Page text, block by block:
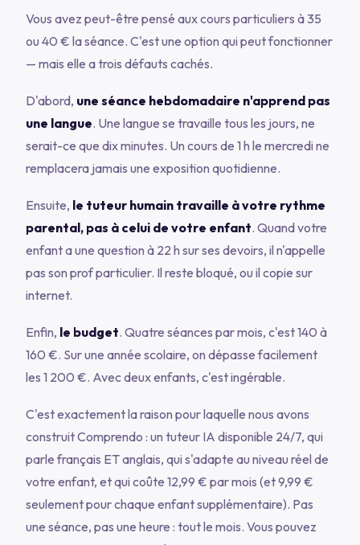
Vous avez peut-être pensé aux cours particuliers à 35
ou 40 € la séance. C'est une option qui peut fonctionner
— mais elle a trois défauts cachés.
D'abord, une séance hebdomadaire n'apprend pas
une langue. Une langue se travaille tous les jours, ne
serait-ce que dix minutes. Un cours de 1 h le mercredi ne
remplacera jamais une exposition quotidienne.
Ensuite, le tuteur humain travaille à votre rythme
parental, pas à celui de votre enfant. Quand votre
enfant a une question à 22 h sur ses devoirs, il n'appelle
pas son prof particulier. Il reste bloqué, ou il copie sur
internet.
Enfin, le budget. Quatre séances par mois, c'est 140 à
160 €. Sur une année scolaire, on dépasse facilement
les 1 200 €. Avec deux enfants, c'est ingérable.
C'est exactement la raison pour laquelle nous avons
construit Comprendo : un tuteur IA disponible 24/7, qui
parle français ET anglais, qui s'adapte au niveau réel de
votre enfant, et qui coûte 12,99 € par mois (et 9,99 €
seulement pour chaque enfant supplémentaire). Pas
une séance, pas une heure : tout le mois. Vous pouvez